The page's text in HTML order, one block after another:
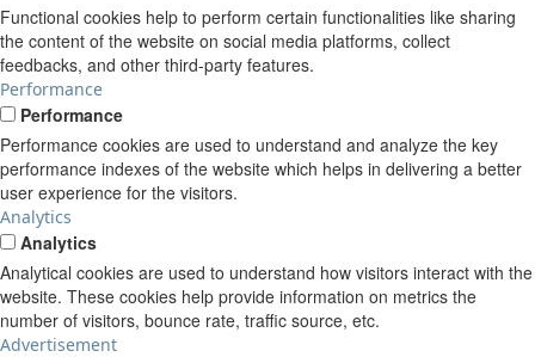
Functional cookies help to perform certain functionalities like sharing
the content of the website on social media platforms, collect
feedbacks, and other third-party features.
Performance
Performance
Performance cookies are used to understand and analyze the key
performance indexes of the website which helps in delivering a better
user experience for the visitors.
Analytics
Analytics
Analytical cookies are used to understand how visitors interact with the
website. These cookies help provide information on metrics the
number of visitors, bounce rate, traffic source, etc.
Advertisement